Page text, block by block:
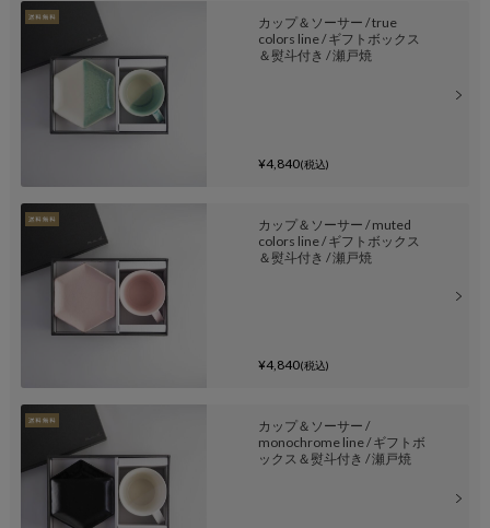
カップ＆ソーサー / true
colors line / ギフトボックス
＆熨斗付き / 瀬戸焼
¥4,840(税込)
カップ＆ソーサー / muted
colors line / ギフトボックス
＆熨斗付き / 瀬戸焼
¥4,840(税込)
カップ＆ソーサー /
monochrome line / ギフトボ
ックス＆熨斗付き / 瀬戸焼